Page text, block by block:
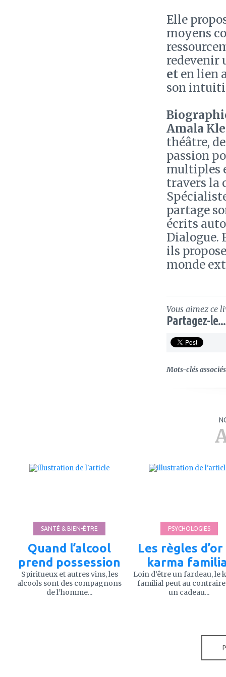
Elle
moyens
redevenir
et en lien
son
Amala
théâtre,
passion
multiples
travers la
partage
écrits
Dialogue.
ils
monde
Vous aimez ce
Partagez-le...
Mots-clés
SANTÉ & BIEN-ÊTRE
Quand l’alcool
prend possession
Spiritueux et autres vins, les
alcools sont des compagnons
de l’homme...
PSYCHOLOGIES
Les règles d’or
karma
Loin d’être un fardeau, le
familial peut au
un cadeau...